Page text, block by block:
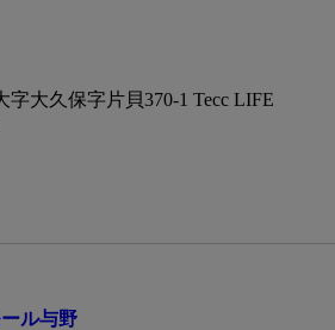
大久保字片貝370-1 Tecc LIFE
ル与野